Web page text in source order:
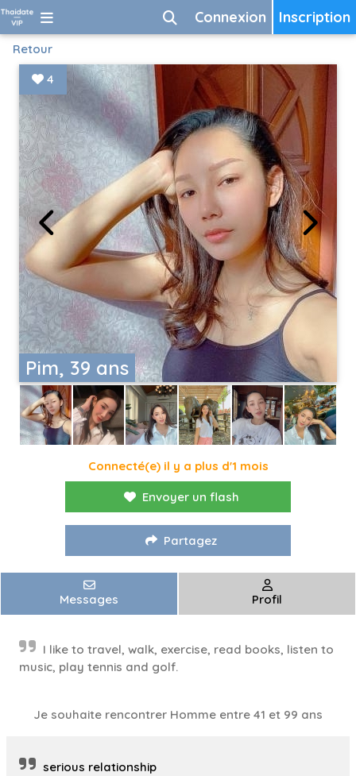
Inscription
Connexion
Retour
Pim, 39 ans
4
Connecté(e) il y a plus d'1 mois
Envoyer un flash
Partagez
Messages Profil
I like to travel, walk, exercise, read books, listen to
music, play tennis and golf.
Je souhaite rencontrer Homme entre 41 et 99 ans
serious relationship